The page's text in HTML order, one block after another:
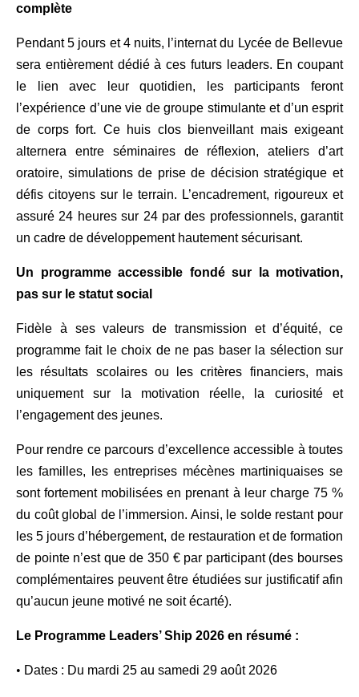
complète
Pendant 5 jours et 4 nuits, l’internat du Lycée de Bellevue
sera entièrement dédié à ces futurs leaders. En coupant
le lien avec leur quotidien, les participants feront
l’expérience d’une vie de groupe stimulante et d’un esprit
de corps fort. Ce huis clos bienveillant mais exigeant
alternera entre séminaires de réflexion, ateliers d’art
oratoire, simulations de prise de décision stratégique et
défis citoyens sur le terrain. L’encadrement, rigoureux et
assuré 24 heures sur 24 par des professionnels, garantit
un cadre de développement hautement sécurisant.
Un programme accessible fondé sur la motivation,
pas sur le statut social
Fidèle à ses valeurs de transmission et d’équité, ce
programme fait le choix de ne pas baser la sélection sur
les résultats scolaires ou les critères financiers, mais
uniquement sur la motivation réelle, la curiosité et
l’engagement des jeunes.
Pour rendre ce parcours d’excellence accessible à toutes
les familles, les entreprises mécènes martiniquaises se
sont fortement mobilisées en prenant à leur charge 75 %
du coût global de l’immersion. Ainsi, le solde restant pour
les 5 jours d’hébergement, de restauration et de formation
de pointe n’est que de 350 € par participant (des bourses
complémentaires peuvent être étudiées sur justificatif afin
qu’aucun jeune motivé ne soit écarté).
Le Programme Leaders’ Ship 2026 en résumé :
• Dates : Du mardi 25 au samedi 29 août 2026